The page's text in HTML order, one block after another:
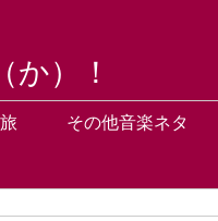
）！
その他音楽ネタ